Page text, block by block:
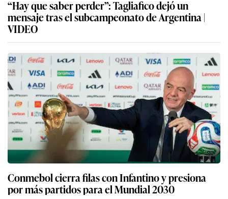
“Hay que saber perder”: Tagliafico dejó un
mensaje tras el subcampeonato de Argentina |
VIDEO
Conmebol cierra filas con Infantino y presiona
por más partidos para el Mundial 2030